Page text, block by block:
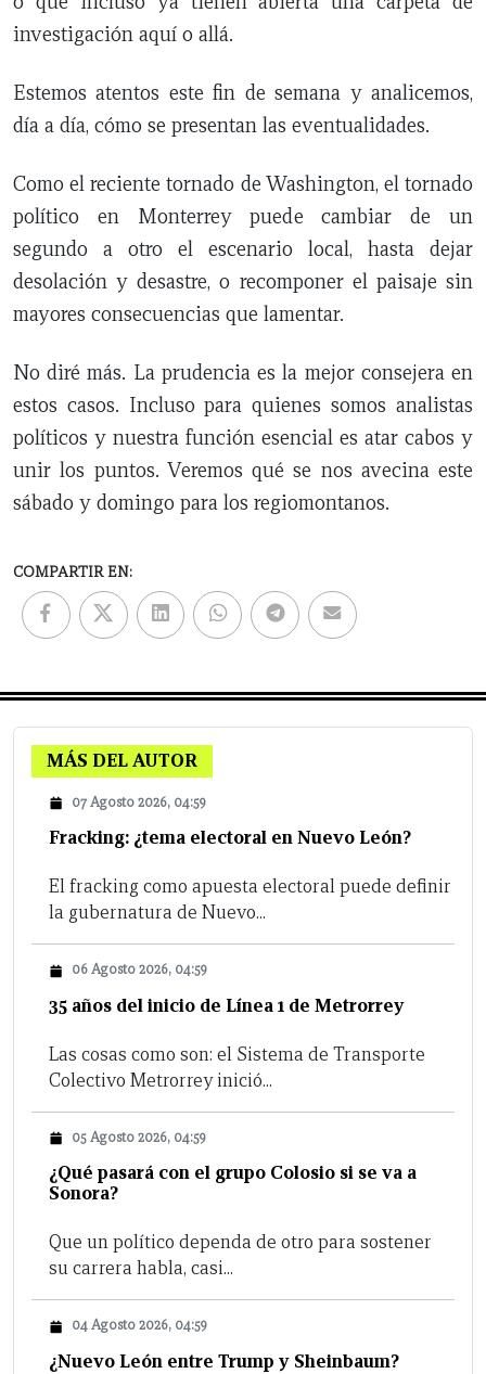
investigación aquí o allá.
Estemos atentos este fin de semana y analicemos,
día a día, cómo se presentan las eventualidades.
Como el reciente tornado de Washington, el tornado
político en Monterrey puede cambiar de un
segundo a otro el escenario local, hasta dejar
desolación y desastre, o recomponer el paisaje sin
mayores consecuencias que lamentar.
No diré más. La prudencia es la mejor consejera en
estos casos. Incluso para quienes somos analistas
políticos y nuestra función esencial es atar cabos y
unir los puntos. Veremos qué se nos avecina este
sábado y domingo para los regiomontanos.
COMPARTIR EN:
MÁS DEL AUTOR
07 Agosto 2026, 04:59
Fracking: ¿tema electoral en Nuevo León?
El fracking como apuesta electoral puede definir
la gubernatura de Nuevo...
06 Agosto 2026, 04:59
35 años del inicio de Línea 1 de Metrorrey
Las cosas como son: el Sistema de Transporte
Colectivo Metrorrey inició...
05 Agosto 2026, 04:59
¿Qué pasará con el grupo Colosio si se va a
Sonora?
Que un político dependa de otro para sostener
su carrera habla, casi...
04 Agosto 2026, 04:59
¿Nuevo León entre Trump y Sheinbaum?